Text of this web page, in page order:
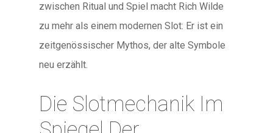
zwischen Ritual und Spiel macht Rich Wilde
zu mehr als einem modernen Slot: Er ist ein
zeitgenössischer Mythos, der alte Symbole
neu erzählt.
Die Slotmechanik Im